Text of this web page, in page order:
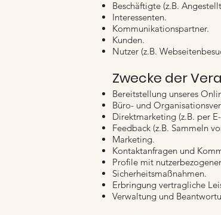
Beschäftigte (z.B.
Interessenten.
Kommunikationspartner.
Kunden.
Nutzer (z.B.
Zwecke der
Bereitstellung unseres
Büro- und
Direktmarketing (z.B. per
Feedback (z.B. Sammeln
Marketing.
Kontaktanfragen und
Profile mit
Sicherheitsmaßnahmen.
Erbringung vertragliche
Verwaltung und